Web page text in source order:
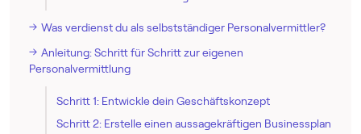
Was verdienst du als selbstständiger Personalvermittler?
Anleitung: Schritt für Schritt zur eigenen
Personalvermittlung
Schritt 1: Entwickle dein Geschäftskonzept
Schritt 2: Erstelle einen aussagekräftigen Businessplan